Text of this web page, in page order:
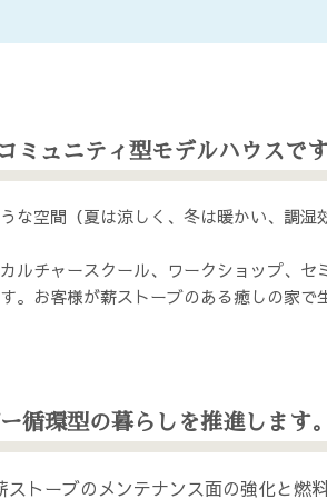
ュニティ型モデルハウスです
空間（夏は涼しく、冬は暖かい、調
チャースクール、ワークショップ、
お客様が薪ストーブのある癒しの家
循環型の暮らしを推進します。
トーブのメンテナンス面の強化と燃